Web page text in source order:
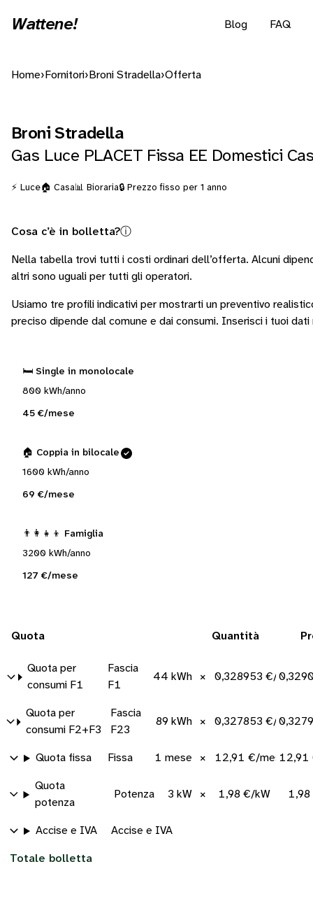
Wattene! Blog FAQ
Home› Fornitori› Broni Stradella›Offerta
Broni Stradella
Gas Luce PLACET Fissa EE Domestici
⚡ Luce🏠 Casa📊 Bioraria🔒 Prezzo fisso per 1 anno
Cosa c’è in bolletta?ⓘ
Nella tabella trovi tutti i costi ordinari dell’offerta. Alcuni
altri sono uguali per tutti gli operatori.
Usiamo tre profili indicativi per mostrarti un preventivo
preciso dipende dal comune e dai consumi. Inserisci i tuoi
🛏️ Single in monolocale
800 kWh/anno
45 €/mese
🏠 Coppia in bilocale
1600 kWh/anno
69 €/mese
👨‍👩‍👧‍👦 Famiglia
3200 kWh/anno
127 €/mese
Quota Quantità
Quota per
consumi F1
Fascia
F1
44 kWh × 0,328953 €/kWh
Quota per
consumi F2+F3
Fascia
F23
89 kWh × 0,327853 €/kWh
Quota fissa Fissa 1 mese × 12,91 €/mese12,91
Quota
potenza
Potenza 3 kW × 1,98 €/kW
Accise e IVA Accise e IVA
Totale bolletta